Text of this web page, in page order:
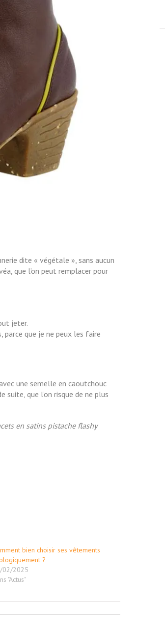
dite « végétale », sans aucun
que l’on peut remplacer pour
jeter.
parce que je ne peux les faire
une semelle en caoutchouc
suite, que l’on risque de ne plus
en satins pistache flashy
bien choisir ses vêtements
?
02/2025
"Actus"